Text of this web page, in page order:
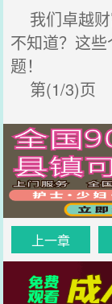
我们卓越财
不知道？这
题！
第(1/3)页
上一章